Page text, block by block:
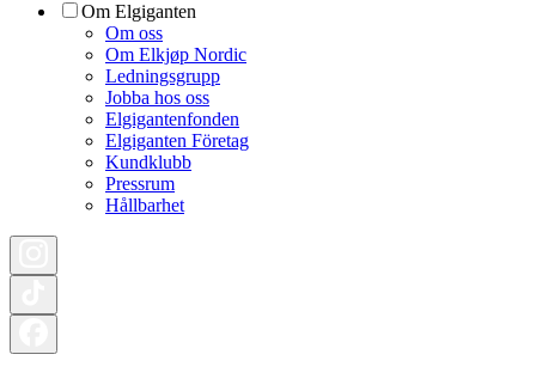
Om Elgiganten
Om oss
Om Elkjøp Nordic
Ledningsgrupp
Jobba hos oss
Elgigantenfonden
Elgiganten Företag
Kundklubb
Pressrum
Hållbarhet